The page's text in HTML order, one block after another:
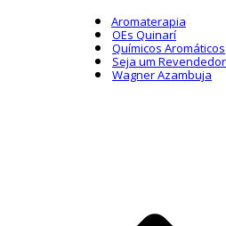
Aromaterapia
OEs Quinarí
Químicos Aromáticos
Seja um Revendedor
Wagner Azambuja